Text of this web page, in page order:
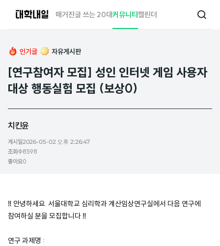
매거진글 쓰는 20대커뮤니티캘린더
검
인기글 자유게시판
[연구참여자 모집] 성인 인터넷 게임 사용자
대상 행동실험 모집 (보상0)
치킨윤
게시일2026-05-02 오후 2:26:47
조회수8598
좋아요0
‼️ 안녕하세요. 서울대학교 심리학과 계산임상연구실에서 다음 연구에
참여하실 분을 모집합니다 ‼️
연구 과제명 :